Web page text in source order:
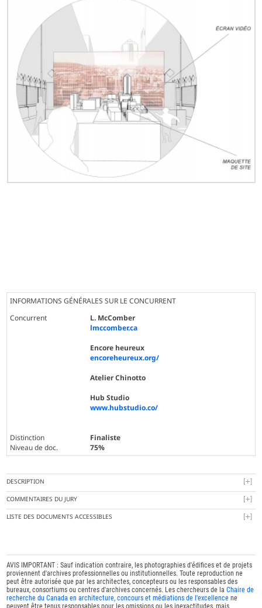
INFORMATIONS GÉNÉRALES SUR LE CONCURRENT
Concurrent
L. McComber
lmccomber.ca
Encore heureux
encoreheureux.org/
Atelier Chinotto
Hub Studio
www.hubstudio.co/
Distinction
Finaliste
Niveau de doc.
75%
DESCRIPTION
COMMENTAIRES DU JURY
LISTE DES DOCUMENTS ACCESSIBLES
AVIS IMPORTANT : Sauf indication contraire, les photographies d'édifices et de projets
proviennent d'archives professionnelles ou institutionnelles. Toute reproduction ne
peut être autorisée que par les architectes, concepteurs ou les responsables des
bureaux, consortiums ou centres d'archives concernés. Les chercheurs de laChaire de
recherche du Canada en architecture, concours et médiations de l'excellence ne
peuvent être tenus responsables pour les omissions ou les inexactitudes, mais